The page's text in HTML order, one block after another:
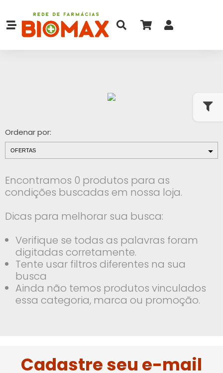
Ordenar por:
Encontramos 0 produtos para as
condições buscadas em nossa loja.
Dicas para melhorar sua busca:
Verifique se todas as palavras foram
digitadas corretamente.
Tente usar filtros diferentes na sua
busca
Ainda não temos produtos vinculados
essa categoria, marca ou promoção.
Cadastre seu e-mail